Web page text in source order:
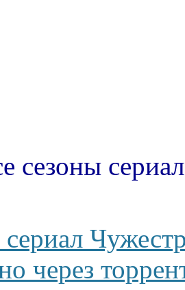
сезоны
сериал
через